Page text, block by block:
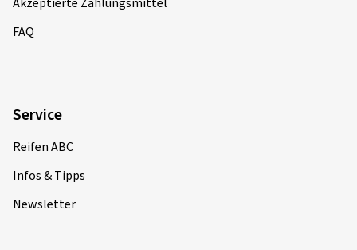
FAQ
Service
Reifen ABC
Infos & Tipps
Newsletter